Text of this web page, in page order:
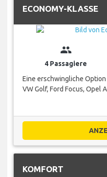
ECONOMY-KLASSE
group
4 Passagiere
Eine erschwingliche
VW Golf, Ford Focus, Opel
KOMFORT